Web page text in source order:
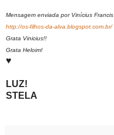
Mensagem enviada por Vinícius Francis
http://os-filhos-da-alva.blogspot.com.br/
Grata Vinicius!!
Grata Heloim!
♥
LUZ!
STELA